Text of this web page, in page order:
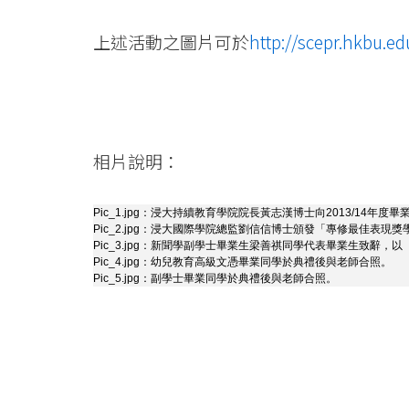
上述活動之圖片可於http://
相片說明：
Pic_1.jpg： 浸大持續教育學院院長黃志漢博士向2013/14年度畢
Pic_2.jpg： 浸大國際學院總監劉信信博士頒發「專修最佳表現獎
Pic_3.jpg： 新聞學副學士畢業生梁善祺同學代表畢業生致辭，
Pic_4.jpg： 幼兒教育高級文憑畢業同學於典禮後與老師合照。
Pic_5.jpg： 副學士畢業同學於典禮後與老師合照。